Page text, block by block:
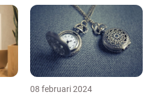
08 februari 2024